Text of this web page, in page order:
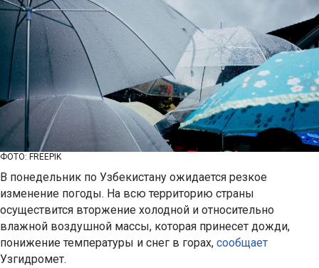
ФОТО: FREEPIK
В понедельник по Узбекистану ожидается резкое
изменение погоды. На всю территорию страны
осуществится вторжение холодной и относительно
влажной воздушной массы, которая принесет дожди,
понижение температуры и снег в горах, сообщает
Узгидромет.